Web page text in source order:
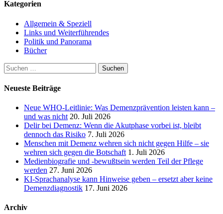
Kategorien
Allgemein & Speziell
Links und Weiterführendes
Politik und Panorama
Bücher
Suchen
nach:
Neueste Beiträge
Neue WHO-Leitlinie: Was Demenzprävention leisten kann –
und was nicht 20. Juli 2026
Delir bei Demenz: Wenn die Akutphase vorbei ist, bleibt
dennoch das Risiko 7. Juli 2026
Menschen mit Demenz wehren sich nicht gegen Hilfe – sie
wehren sich gegen die Botschaft 1. Juli 2026
Medienbiografie und -bewußtsein werden Teil der Pflege
werden 27. Juni 2026
KI-Sprachanalyse kann Hinweise geben – ersetzt aber keine
Demenzdiagnostik 17. Juni 2026
Archiv